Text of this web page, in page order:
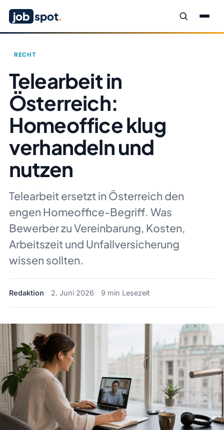
job spot.
RECHT
Telearbeit in
Österreich:
Homeoffice klug
verhandeln und
nutzen
Telearbeit ersetzt in Österreich den
engen Homeoffice-Begriff. Was
Bewerber zu Vereinbarung, Kosten,
Arbeitszeit und Unfallversicherung
wissen sollten.
Redaktion 2. Juni 2026 9 min Lesezeit